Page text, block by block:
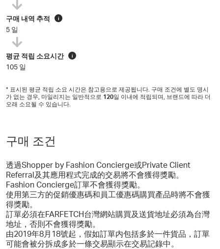
구매 내역 추적 i
5 일
평균 적립 소요시간 i
105 일
* 표시된 평균 적립 소요 시간은 참고용으로 제공됩니다. 구매 조건에 별도 명시
가 없는 경우, 마일리지는 일반적으로 120일 이내에 적립되며, 브랜드에 따라 더
오래 소요될 수 있습니다.
구매 조건
透過Shopper by Fashion Concierge或Private Client
Referral及其應用程式完成的交易將不會獲得獎勵。
Fashion Concierge訂單不會獲得獎勵。
使用第三方的促銷優惠碼和員工優惠碼購買產品時將不會獲
得獎勵。
訂單必須在FARFETCH台灣網站購買及送貨地址必須為台灣
地址，否則不會獲得獎勵。
由2019年8月18號起，假如訂單内包括多於一件貨品，訂單
可能會被分拆成多於一條交易顯示在交易記錄中。